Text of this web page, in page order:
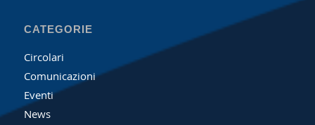
CATEGORIE
Circolari
Comunicazioni
Eventi
News